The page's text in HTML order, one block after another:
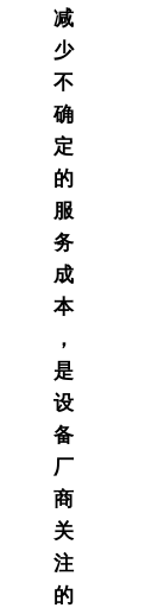
减
少
不
确
定
的
服
务
成
本
，
是
设
备
厂
商
关
注
的